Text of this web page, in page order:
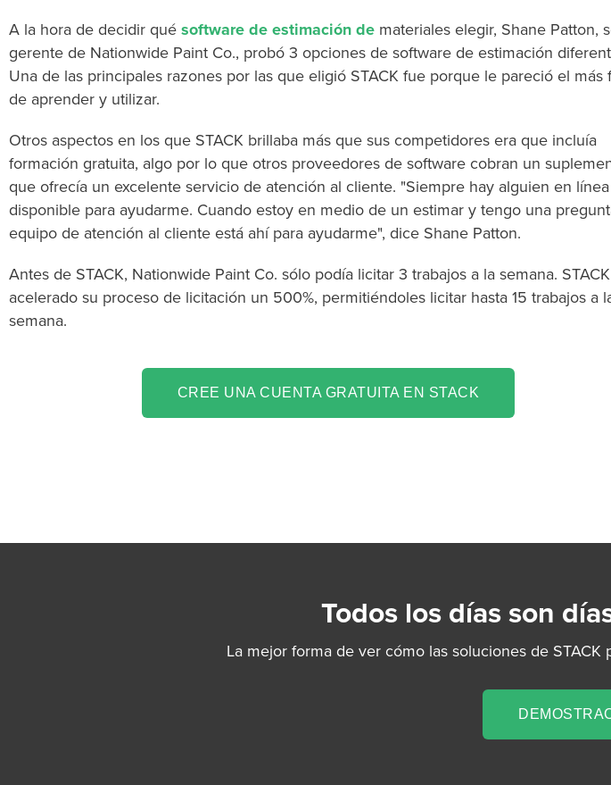
A la hora de decidir qué software de estimación de materiales elegir, Shane Patton,
gerente de Nationwide Paint Co., probó 3 opciones de software de estimación
Una de las principales razones por las que eligió STACK fue porque le pareció el más
de aprender y utilizar.
Otros aspectos en los que STACK brillaba más que sus competidores era que incluía
formación gratuita, algo por lo que otros proveedores de software cobran un
que ofrecía un excelente servicio de atención al cliente. "Siempre hay alguien en línea
disponible para ayudarme. Cuando estoy en medio de un estimar y tengo una
equipo de atención al cliente está ahí para ayudarme", dice Shane Patton.
Antes de STACK, Nationwide Paint Co. sólo podía licitar 3 trabajos a la semana.
acelerado su proceso de licitación un 500%, permitiéndoles licitar hasta 15 trabajos a
semana.
CREE UNA CUENTA GRATUITA EN STACK
Todos los días son
La mejor forma de ver cómo las soluciones de